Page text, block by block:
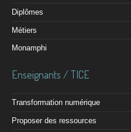
Diplômes
Métiers
Monamphi
Enseignants / TICE
Transformation numérique
Proposer des ressources